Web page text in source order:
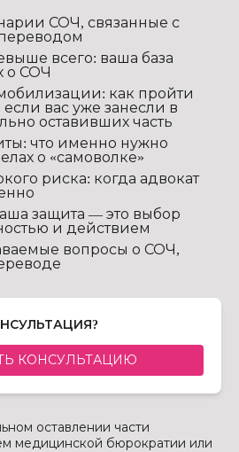
СОЧ, связанные с
всего: ваша база
о СОЧ
как пройти
вас уже занесли в
оставивших часть
что именно нужно
о «самоволке»
риска: когда адвокат
защита — это выбор
и действием
вопросы о СОЧ,
КОНСУЛЬТАЦИЮ
оставлении части
медицинской бюрократии или